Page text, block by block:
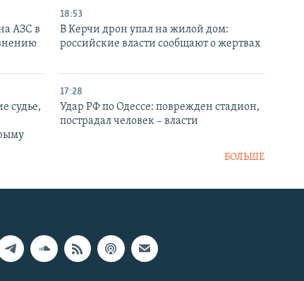
АЗС в
18:53
В Керчи дрон упал на жилой дом:
российские власти сообщают о жертвах
судье,
17:28
Удар РФ по Одессе: поврежден стадион,
пострадал человек – власти
БОЛЬШЕ